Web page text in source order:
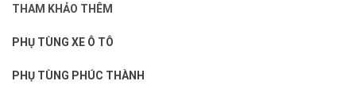
THAM KHẢO THÊM
PHỤ TÙNG XE Ô TÔ
PHỤ TÙNG PHÚC THÀNH